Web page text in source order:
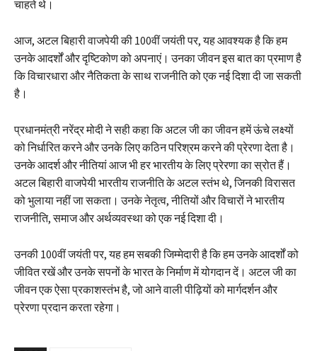
चाहते थे।
आज, अटल बिहारी वाजपेयी की 100वीं जयंती पर, यह आवश्यक है कि हम
उनके आदर्शों और दृष्टिकोण को अपनाएं। उनका जीवन इस बात का प्रमाण है
कि विचारधारा और नैतिकता के साथ राजनीति को एक नई दिशा दी जा सकती
है।
प्रधानमंत्री नरेंद्र मोदी ने सही कहा कि अटल जी का जीवन हमें ऊंचे लक्ष्यों
को निर्धारित करने और उनके लिए कठिन परिश्रम करने की प्रेरणा देता है।
उनके आदर्श और नीतियां आज भी हर भारतीय के लिए प्रेरणा का स्रोत हैं।
अटल बिहारी वाजपेयी भारतीय राजनीति के अटल स्तंभ थे, जिनकी विरासत
को भुलाया नहीं जा सकता। उनके नेतृत्व, नीतियों और विचारों ने भारतीय
राजनीति, समाज और अर्थव्यवस्था को एक नई दिशा दी।
उनकी 100वीं जयंती पर, यह हम सबकी जिम्मेदारी है कि हम उनके आदर्शों को
जीवित रखें और उनके सपनों के भारत के निर्माण में योगदान दें। अटल जी का
जीवन एक ऐसा प्रकाशस्तंभ है, जो आने वाली पीढ़ियों को मार्गदर्शन और
प्रेरणा प्रदान करता रहेगा।